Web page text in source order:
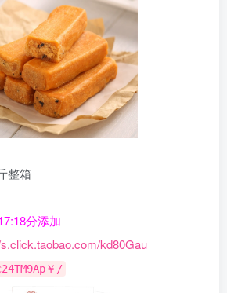
整箱
分添加
kd80Gau
￥/